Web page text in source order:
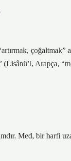
çoğaltmak”
Arapça,
Med, bir harfi